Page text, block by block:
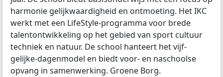
harmonie gelijkwaardigheid en ontmoeting. Het IKC
werkt met een LifeStyle-programma voor brede
talentontwikkeling op het gebied van sport cultuur
techniek en natuur. De school hanteert het vijf-
gelijke-dagenmodel en biedt voor- en naschoolse
opvang in samenwerking. Groene Borg.